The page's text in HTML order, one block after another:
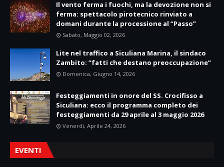
Il vento ferma i fuochi, ma la devozione non si
ferma: spettacolo pirotecnico rinviato a
domani durante la processione al “Passo”
Sabato, Maggio 02, 2026
Lite nel traffico a Siculiana Marina, il sindaco
Zambito: “fatti che destano preoccupazione”
Domenica, Giugno 14, 2026
Festeggiamenti in onore del SS. Crocifisso a
Siculiana: ecco il programma completo dei
festeggiamenti da 29 aprile al 3 maggio 2026
Venerdì, Aprile 24, 2026
EVENTI